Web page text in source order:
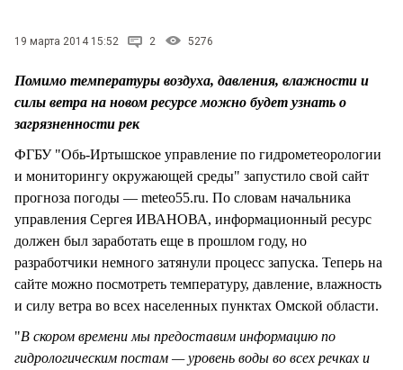
СТИЛЬ ЖИЗНИ
19 марта 2014 15:52 2 5276
Помимо температуры воздуха, давления, влажности и
силы ветра на новом ресурсе можно будет узнать о
загрязненности рек
ФГБУ "Обь-Иртышское управление по гидрометеорологии
и мониторингу окружающей среды" запустило свой сайт
прогноза погоды — meteo55.ru. По словам начальника
управления Сергея ИВАНОВА, информационный ресурс
должен был заработать еще в прошлом году, но
разработчики немного затянули процесс запуска. Теперь на
сайте можно посмотреть температуру, давление, влажность
и силу ветра во всех населенных пунктах Омской области.
"В скором времени мы предоставим информацию по
гидрологическим постам — уровень воды во всех речках и